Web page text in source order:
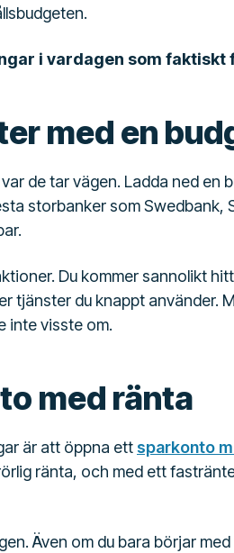
i vardagen som faktiskt
med en
de tar vägen. Ladda ned en
storbanker som Swedbank,
Du kommer sannolikt
tjänster du knappt använder.
inte visste om.
med ränta
är att öppna ettsparkonto
ränta, och med ett
Även om du bara börjar